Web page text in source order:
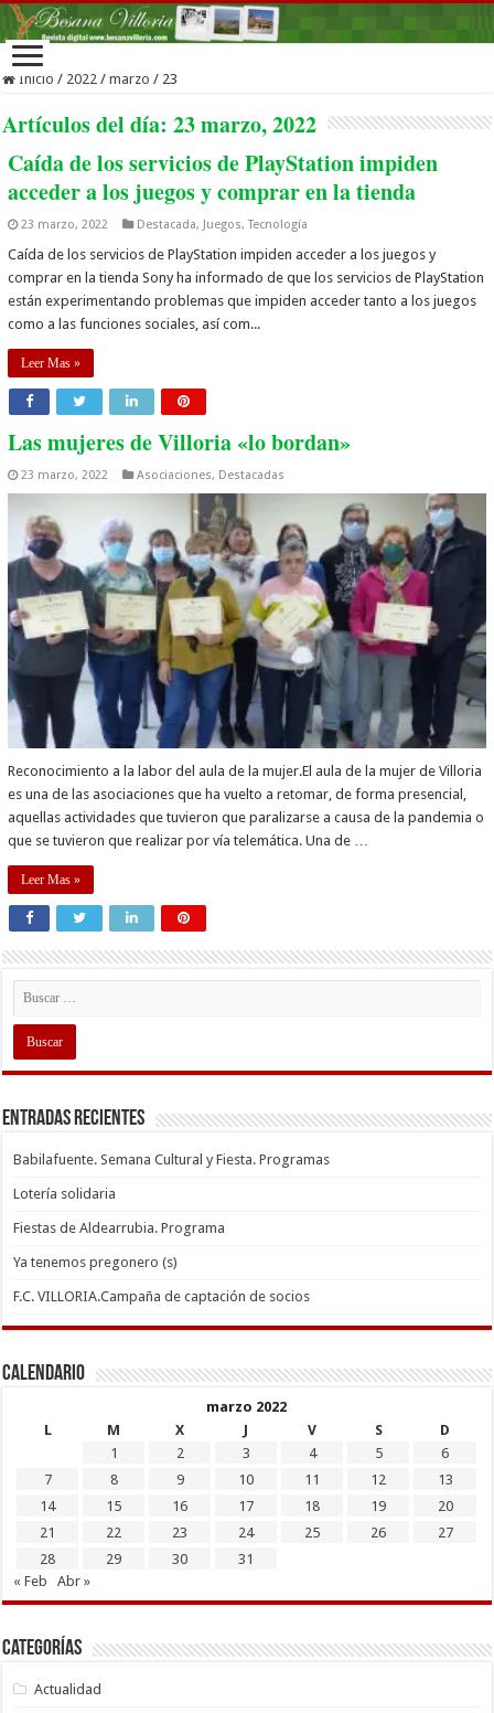
Inicio / 2022 / marzo / 23
Artículos del día:23 marzo, 2022
Caída de los servicios de PlayStation impiden
acceder a los juegos y comprar en la tienda
23 marzo, 2022 Destacada, Juegos,Tecnología
Caída de los servicios de PlayStation impiden acceder a los juegos y
comprar en la tienda Sony ha informado de que los servicios de PlayStation
están experimentando problemas que impiden acceder tanto a los juegos
como a las funciones sociales, así com...
Leer Mas »
Las mujeres de Villoria «lo bordan»
23 marzo, 2022 Asociaciones, Destacadas
Reconocimiento a la labor del aula de la mujer.El aula de la mujer de Villoria
es una de las asociaciones que ha vuelto a retomar, de forma presencial,
aquellas actividades que tuvieron que paralizarse a causa de la pandemia o
que se tuvieron que realizar por vía telemática. Una de …
Leer Mas »
Entradas recientes
Babilafuente. Semana Cultural y Fiesta. Programas
Lotería solidaria
Fiestas de Aldearrubia. Programa
Ya tenemos pregonero (s)
F.C. VILLORIA.Campaña de captación de socios
Calendario
marzo 2022
L
M X J V S
D
1
2 3 4 5
6
7
8 9 10 11 12
13
14
15 16 17 18 19
20
21
22 23 24 25 26
27
28
29 30
31
« Feb
Abr »
Categorías
Actualidad